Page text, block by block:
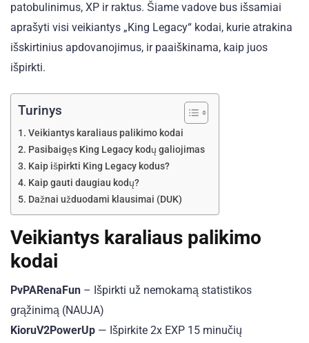
patobulinimus, XP ir raktus. Šiame vadove bus išsamiai
aprašyti visi veikiantys „King Legacy“ kodai, kurie atrakina
išskirtinius apdovanojimus, ir paaiškinama, kaip juos
išpirkti.
Turinys
Veikiantys karaliaus palikimo kodai
Pasibaigęs King Legacy kodų galiojimas
Kaip išpirkti King Legacy kodus?
Kaip gauti daugiau kodų?
Dažnai užduodami klausimai (DUK)
Veikiantys karaliaus palikimo
kodai
PvPARenaFun – Išpirkti už nemokamą statistikos
grąžinimą (NAUJA)
KioruV2PowerUp — Išpirkite 2x EXP 15 minučių